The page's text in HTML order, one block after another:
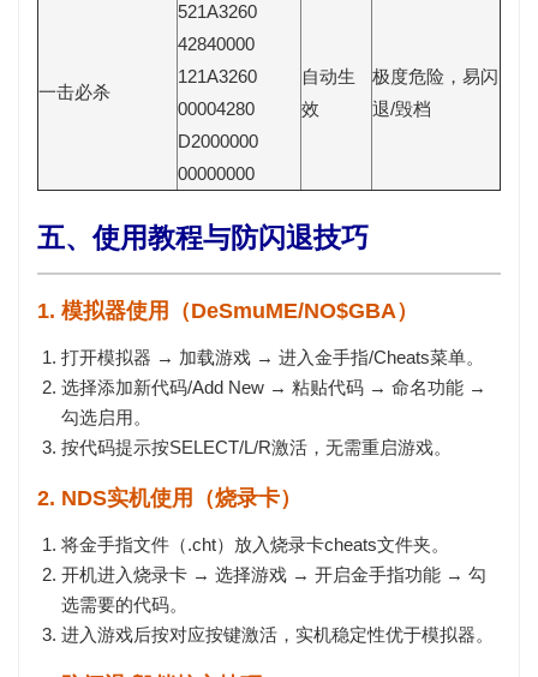
一击必杀
521A3260
42840000
121A3260
00004280
D2000000
00000000
自动生
效
极度危险，易闪
退/毁档
五、使用教程与防闪退技巧
1. 模拟器使用（DeSmuME/NO$GBA）
打开模拟器 → 加载游戏 → 进入金手指/Cheats菜单。
选择添加新代码/Add New → 粘贴代码 → 命名功能 →
勾选启用。
按代码提示按SELECT/L/R激活，无需重启游戏。
2. NDS实机使用（烧录卡）
将金手指文件（.cht）放入烧录卡cheats文件夹。
开机进入烧录卡 → 选择游戏 → 开启金手指功能 → 勾
选需要的代码。
进入游戏后按对应按键激活，实机稳定性优于模拟器。